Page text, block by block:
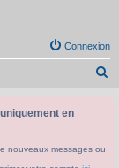
Connexion
en
nouveaux messages ou